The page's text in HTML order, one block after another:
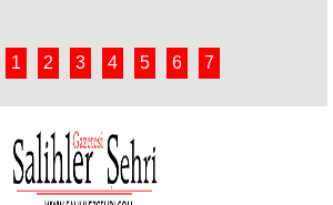
1 2 3 4 5 6 7